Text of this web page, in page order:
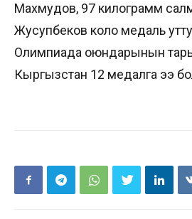
Махмудов, 97 килограмм
Жусупбеков коло медаль
Олимпиада оюндарынын
Кыргызстан 12 медалга ээ